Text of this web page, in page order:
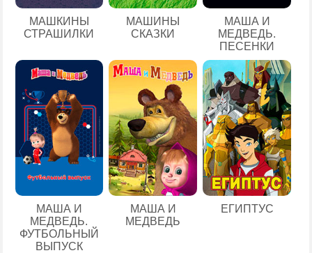
МАШКИНЫ
СТРАШИЛКИ
МАШИНЫ
СКАЗКИ
МАША И
МЕДВЕДЬ.
ПЕСЕНКИ
МАША И
МЕДВЕДЬ.
ФУТБОЛЬНЫЙ
ВЫПУСК
МАША И
МЕДВЕДЬ
ЕГИПТУС